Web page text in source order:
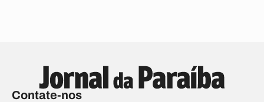
Contate-nos